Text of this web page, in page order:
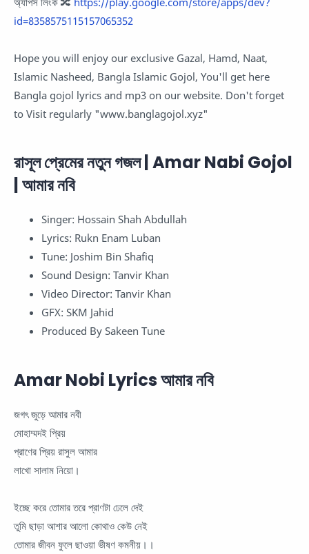
id=8358575115157065352
Hope you will enjoy our exclusive Gazal, Hamd, Naat,
Islamic Nasheed, Bangla Islamic Gojol, You'll get here
Bangla gojol lyrics and mp3 on our website. Don't forget
to Visit regularly "www.banglagojol.xyz"
রাসূল প্রেমের নতুন গজল | Amar Nabi Gojol
| আমার নবি
Singer: Hossain Shah Abdullah
Lyrics: Rukn Enam Luban
Tune: Joshim Bin Shafiq
Sound Design: Tanvir Khan
Video Director: Tanvir Khan
GFX: SKM Jahid
Produced By Sakeen Tune
Amar Nobi Lyrics আমার নবি
জগৎ জুড়ে আমার নবী
মোহাম্মদই প্রিয়
প্রাণের প্রিয় রাসুল আমার
লাখো সালাম নিয়ো।
ইচ্ছে করে তোমার তরে প্রাণটা ঢেলে দেই
তুমি ছাড়া আশার আলো কোথাও কেউ নেই
তোমার জীবন ফুলে ছাওয়া ভীষণ কমনীয়।।